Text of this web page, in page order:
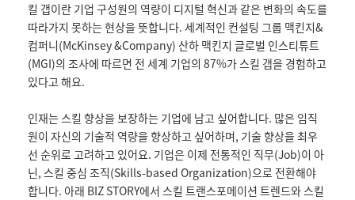
킬 갭이란 기업 구성원의 역량이 디지털 혁신과 같은 변화의 속도를
따라가지 못하는 현상을 뜻합니다. 세계적인 컨설팅 그룹 맥킨지&
컴퍼니(McKinsey &Company) 산하 맥킨지 글로벌 인스티튜트
(MGI)의 조사에 따르면 전 세계 기업의 87%가 스킬 갭을 경험하고
있다고 해요.
인재는 스킬 향상을 보장하는 기업에 남고 싶어합니다. 많은 임직
원이 자신의 기술적 역량을 향상하고 싶어하며, 기술 향상을 최우
선 순위로 고려하고 있어요. 기업은 이제 전통적인 직무(Job)이 아
닌, 스킬 중심 조직(Skills-based Organization)으로 전환해야
합니다. 아래 BIZ STORY에서 스킬 트랜스포메이션 트렌드와 스킬